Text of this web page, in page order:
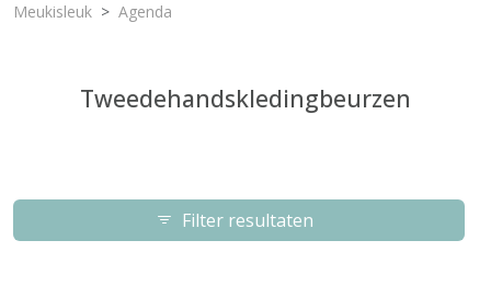
Meukisleuk Agenda
Tweedehandskledingbeurzen
Filter resultaten